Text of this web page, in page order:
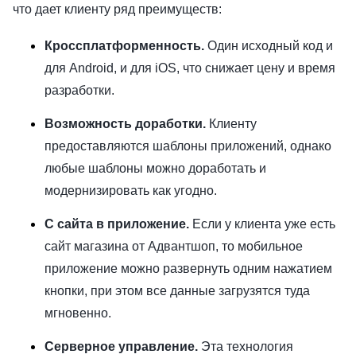
что дает клиенту ряд преимуществ:
Кроссплатформенность. Один исходный код и
для Android, и для iOS, что снижает цену и время
разработки.
Возможность доработки. Клиенту
предоставляются шаблоны приложений, однако
любые шаблоны можно доработать и
модернизировать как угодно.
С сайта в приложение. Если у клиента уже есть
сайт магазина от Адвантшоп, то мобильное
приложение можно развернуть одним нажатием
кнопки, при этом все данные загрузятся туда
мгновенно.
Серверное управление. Эта технология